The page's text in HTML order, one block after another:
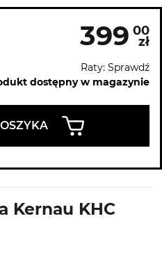
399 00
zł
Raty: Sprawdź
dostępny w magazynie
Kernau KHC